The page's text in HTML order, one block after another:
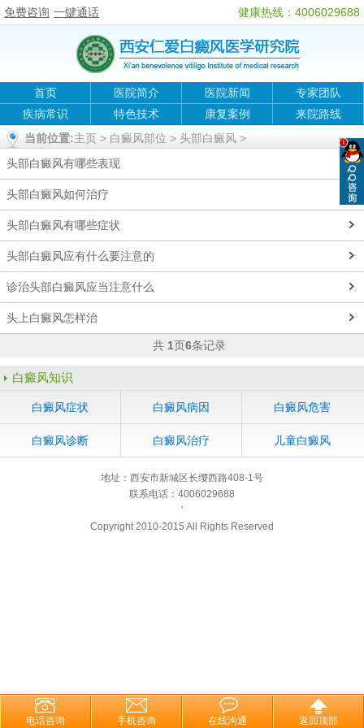
免费咨询 一键通话 健康热线：4006029688
首页 医院简介 医院新闻
专家团队
疾病常识
特色技术 康复案例
来院路线
当前位置:主页 > 白癜风部位 > 头部白癜风 >
头部白癜风有哪些表现
头部白癜风如何治疗
头部白癜风有哪些症状
头部白癜风应有什么要注意的
诊治头部白癜风应当注意什么
头上白癜风怎样治
共 1页6条记录
白癜风知识
白癜风症状 白癜风病因 白癜风危害
白癜风诊断 白癜风治疗 儿童白癜风
地址：西安市新城区长缨西路408-1号
联系电话：4006029688
'
Copyright 2010-2015 All Rights Reserved
电话咨询 手机咨询 在线沟通 返回顶部